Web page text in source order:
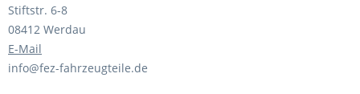
Stiftstr. 6-8
08412 Werdau
E-Mail
info@fez-fahrzeugteile.de